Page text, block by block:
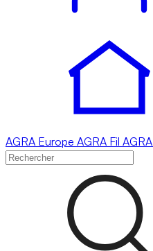
AGRA Europe AGRA Fil AGRA